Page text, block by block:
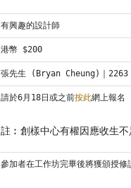
有興趣的設計師
港幣 $200
張先生 (Bryan Cheung)｜2263
請於6月18日或之前按此網上報名
註︰創樣中心有權因應收生
參加者在工作坊完畢後將獲頒授修